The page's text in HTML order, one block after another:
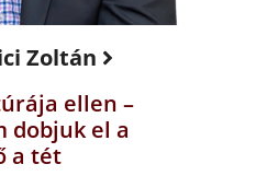
Zoltán
ellen –
dobjuk el a
a tét